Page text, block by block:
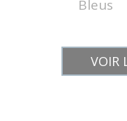
Bleus
VOIR